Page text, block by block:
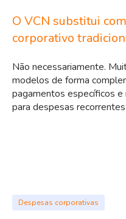
O VCN substitui
corporativo
Não necessariamente.
modelos de forma
pagamentos específicos
para despesas
Despesas corporativas